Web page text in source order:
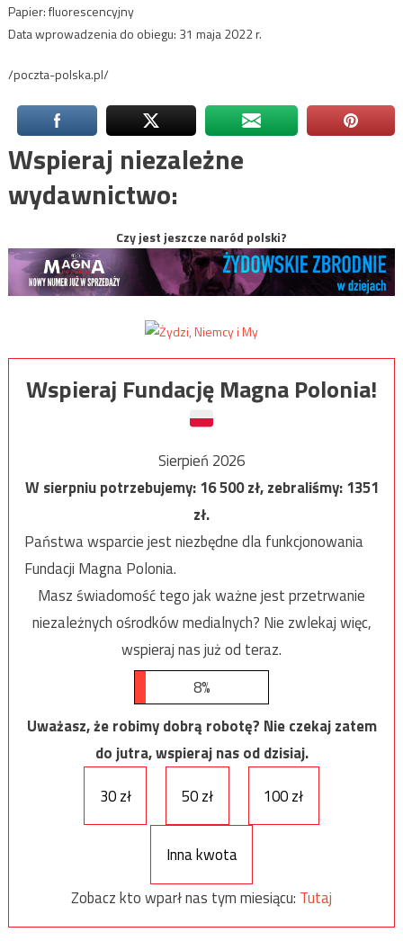
Papier: fluorescencyjny
Data wprowadzenia do obiegu: 31 maja 2022 r.
/poczta-polska.pl/
Wspieraj niezależne
wydawnictwo:
Czy jest jeszcze naród polski?
Wspieraj Fundację Magna Polonia!
Sierpień 2026
W sierpniu potrzebujemy:16 500zł, zebraliśmy:1351
zł.
Państwa wsparcie jest niezbędne dla funkcjonowania
Fundacji Magna Polonia.
Masz świadomość tego jak ważne jest przetrwanie
niezależnych ośrodków medialnych? Nie zwlekaj więc,
wspieraj nas już od teraz.
8%
Uważasz, że robimy dobrą robotę? Nie czekaj zatem
do jutra, wspieraj nas od dzisiaj.
30 zł
50 zł 100 zł
Inna kwota
Zobacz kto wparł nas tym miesiącu: Tutaj